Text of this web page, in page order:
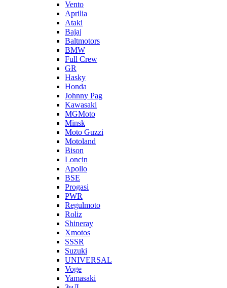
Vento
Aprilia
Ataki
Bajaj
Baltmotors
BMW
Full Crew
GR
Hasky
Honda
Johnny Pag
Kawasaki
MGMoto
Minsk
Moto Guzzi
Motoland
Bison
Loncin
Apollo
BSE
Progasi
PWR
Regulmoto
Roliz
Shineray
Xmotos
SSSR
Suzuki
UNIVERSAL
Voge
Yamasaki